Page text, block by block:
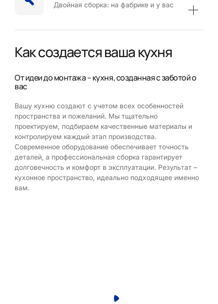
Двойная сборка: на фабрике и у вас
Как создается ваша кухня
От идеи до монтажа – кухня, созданная с заботой о
вас
Вашу кухню создают с учетом всех особенностей
пространства и пожеланий. Мы тщательно
проектируем, подбираем качественные материалы и
контролируем каждый этап производства.
Современное оборудование обеспечивает точность
деталей, а профессиональная сборка гарантирует
долговечность и комфорт в эксплуатации. Результат –
кухонное пространство, идеально подходящее именно
вам.